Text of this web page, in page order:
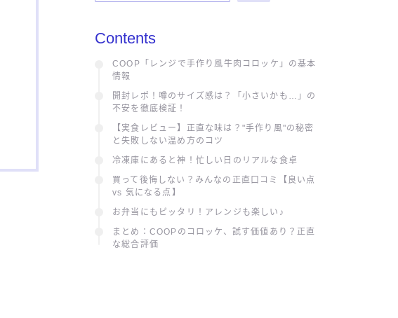
Contents
COOP「レンジで手作り風牛肉コロッケ」の基本
情報
開封レポ！噂のサイズ感は？「小さいかも…」の
不安を徹底検証！
【実食レビュー】正直な味は？"手作り風"の秘密
と失敗しない温め方のコツ
冷凍庫にあると神！忙しい日のリアルな食卓
買って後悔しない？みんなの正直口コミ【良い点
vs 気になる点】
お弁当にもピッタリ！アレンジも楽しい♪
まとめ：COOPのコロッケ、試す価値あり？正直
な総合評価